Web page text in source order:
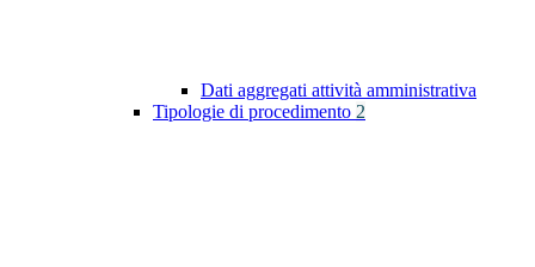
Dati aggregati attività amministrativa
Tipologie di procedimento 2